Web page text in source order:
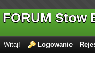
FORUM Stow
Witaj! Logowanie